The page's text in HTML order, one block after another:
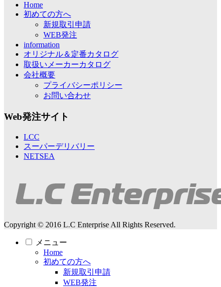
Home
初めての方へ
新規取引申請
WEB発注
information
オリジナル＆定番カタログ
取扱いメーカーカタログ
会社概要
プライバシーポリシー
お問い合わせ
Web発注サイト
LCC
スーパーデリバリー
NETSEA
Copyright © 2016 L.C Enterprise All Rights Reserved.
メニュー
Home
初めての方へ
新規取引申請
WEB発注